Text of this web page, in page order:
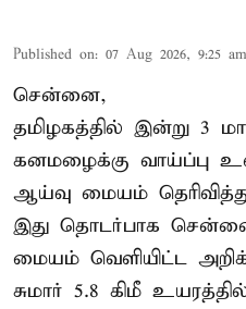
Published on: 07 Aug 2026, 9:25 am
சென்னை,
தமிழகத்தில் இன்று 3
கனமழைக்கு வாய்ப்பு
ஆய்வு மையம்
இது தொடர்பாக
மையம் வெளியிட்ட
சுமார் 5.8 கிமீ